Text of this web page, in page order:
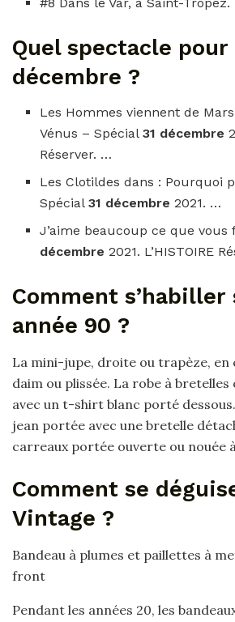
Quel spectacle pour
décembre ?
Les Hommes viennent de
Vénus – Spécial31 décembre
Réserver. …
Les Clotildes dans : Pourquoi
Spécial31 décembre2021. …
J’aime beaucoup ce que
décembre2021. L’HISTOIRE
Comment s’habiller
année 90 ?
La mini-jupe, droite ou trapèze, en
daim ou plissée. La robe à
avec un t-shirt blanc porté
jean portée avec une bretelle
carreaux portée ouverte ou nouée
Comment se
Vintage ?
Bandeau à plumes et paillettes à
front
Pendant les années 20, les